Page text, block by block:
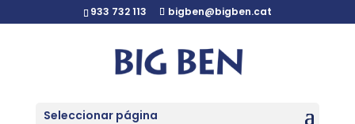
933 732 113 bigben@bigben.cat
Seleccionar página